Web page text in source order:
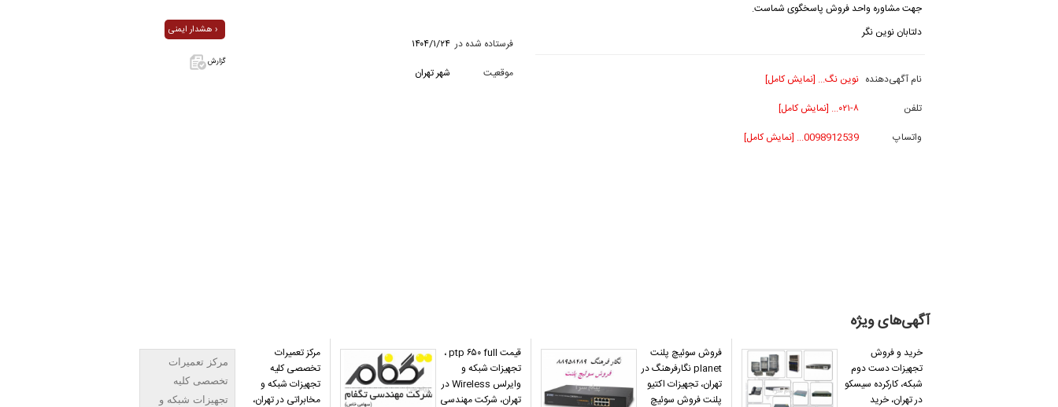
جهت مشاوره واحد فروش پاسخگوی شماست.
دلتابان نوین نگر
نام آگهی‌دهنده نوین نگ... [نمایش کامل]
تلفن
۰۲۱-۸... [نمایش کامل]
واتساپ
0098912539... [نمایش کامل]
هشدار ایمنی ›
گزارش
فرستاده شده در ۱۴۰۴/۱/۲۴
موقعیت
شهر تهران
آگهی‌های ویژه
خرید و فروش
تجهیزات دست دوم
شبکه، کارکرده سیسکو
در تهران، خرید
فروش سوئیچ پلنت
planet نگارفرهنگ در
تهران، تجهیزات اکتیو
پلنت فروش سوئیچ
قیمت ptp ۶۵۰ full ،
تجهیزات شبکه و
وایرلس Wireless در
تهران، شرکت مهندسی
مرکز تعمیرات
تخصصی کلیه
تجهیزات شبکه و
مرکز تعمیرات
تخصصی کلیه
تجهیزات شبکه و
مخابراتی در تهران،